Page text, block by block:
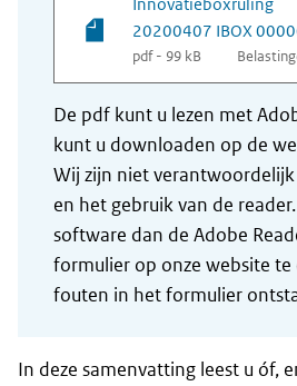
20200407 IBOX
pdf - 99 kB
De pdf kunt u lezen met
kunt u downloaden op de
Wij zijn niet
en het gebruik van de
software dan de Adobe
formulier op onze website
fouten in het formulier
In deze samenvatting leest u óf,